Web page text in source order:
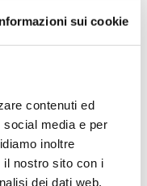
sui cookie
contenuti ed
social media e per
inoltre
il nostro sito con i
dei dati web,
di Rifugio
riferimento
e nel
i nostri